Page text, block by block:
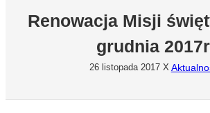
Renowacja Misji
grudnia
26 listopada 2017 X